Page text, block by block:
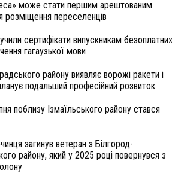
може стати першим арештованим
розміщення переселенців
сертифікати випускникам безоплатних
гагаузької мови
району виявляє ворожі ракети і
подальший професійний розвиток
поблизу Ізмаїльського району стався
загинув ветеран з Білгород-
району, який у 2025 році повернувся з